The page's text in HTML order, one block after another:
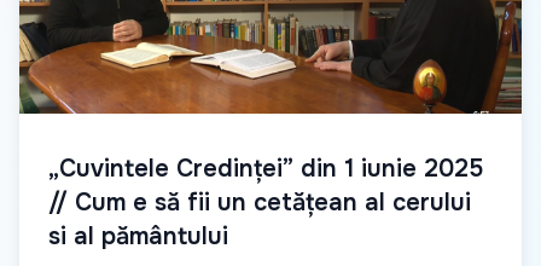
„Cuvintele Credinței” din 1 iunie 2025
// Cum e să fii un cetățean al cerului
si al pământului